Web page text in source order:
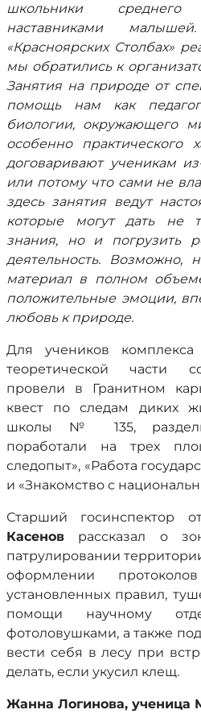
школьники
наставниками
«Красноярских Столбах»
мы обратились к
Занятия на природе от
помощь нам как
биологии, окружающего
особенно практического
договаривают ученикам
или потому что сами не
здесь занятия ведут
которые могут дать не
знания, но и погрузить
деятельность. Возможно,
материал в полном
положительные эмоции,
любовь к природе.
Для учеников комплекса
теоретической части
провели в Гранитном
квест по следам диких
школы № 135,
поработали на трех
следопыт», «Работа
и «Знакомство с
Старший госинспектор
Касенов рассказал о
патрулировании
оформлении
установленных правил,
помощи научному
фотоловушками, а также
вести себя в лесу при
делать, если укусил клещ.
Жанна Логинова,